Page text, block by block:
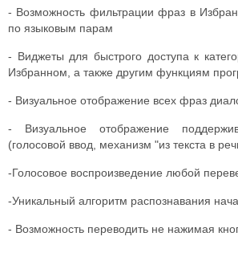
- Возможность фильтрации фраз в
по языковым парам
- Виджеты для быстрого доступа к
Избранном, а также другим функциям
- Визуальное отображение всех фраз
- Визуальное отображение
(голосовой ввод, механизм "из текста в
-Голосовое воспроизведение любой
-Уникальный алгоритм распознавания
- Возможность переводить не нажимая